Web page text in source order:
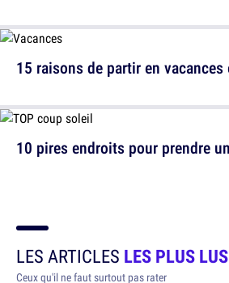
15 raisons de partir en vacances
10 pires endroits pour prendre
LES ARTICLES LES PLUS LUS
Ceux qu'il ne faut surtout pas rater